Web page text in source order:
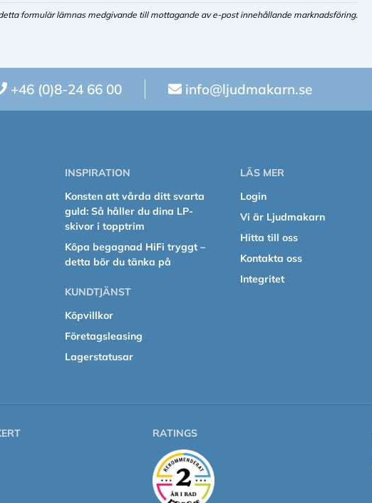
formulär lämnas medgivande till mottagande av e-post innehållande marknadsföring.
+46 (0)8-24 66 00 info@ljudmakarn.se
INSPIRATION
Konsten att vårda ditt svarta
guld: Så håller du dina LP-
skivor i topptrim
Köpa begagnad HiFi tryggt –
detta bör du tänka på
KUNDTJÄNST
Köpvillkor
Företagsleasing
Lagerstatusar
LÄS MER
Login
Vi är Ljudmakarn
Hitta till oss
Kontakta oss
Integritet
RATINGS